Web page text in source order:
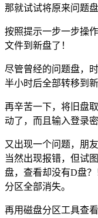
那就试试将原来问题
按照提示一步一步操
文件到新盘了！
尽管曾经的问题盘，
半小时后全部转移到新
再辛苦一下，将旧盘
动了，而且输入登录
又出现一个问题，朋
当然出现报错，但试
盘，查看却没有D盘
分区全部消失。
再用磁盘分区工具查